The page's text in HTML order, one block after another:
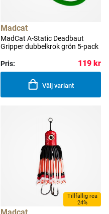
Madcat
MadCat A-Static Deadbaut
Gripper dubbelkrok grön 5-pack
Pris: 119 kr
Välj variant
Tillfällig rea
24%